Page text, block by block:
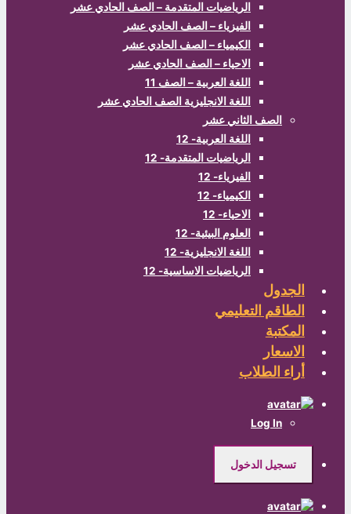
الرياضيات المتقدمة – الصف الحادي عشر
الفيزياء – الصف الحادي عشر
الكيمياء – الصف الحادي عشر
الاحياء – الصف الحادي عشر
اللغة العربية – الصف 11
اللغة الانجليزية الصف الحادي عشر
الصف الثاني عشر
اللغة العربية- 12
الرياضيات المتقدمة- 12
الفيزياء- 12
الكيمياء- 12
الاحياء- 12
العلوم البيئية- 12
اللغة الانجليزية- 12
الرياضيات الاساسية- 12
الجدول
الطاقم التعليمي
المكتبة
الاسعار
أراء الطلاب
Log In
تسجيل الدخول